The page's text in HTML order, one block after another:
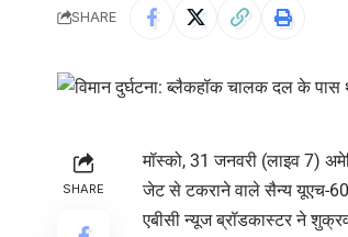
SHARE
SHARE
मॉस्को, 31 जनवरी (लाइव 7)
जेट से टकराने वाले सैन्य यूएच-60
एबीसी न्यूज ब्रॉडकास्टर ने